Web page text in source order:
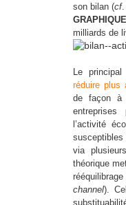
son bilan (cf.
milliards de
Le
réduire plus
de façon à
l’activité
susceptibles
via
théorique
channel).